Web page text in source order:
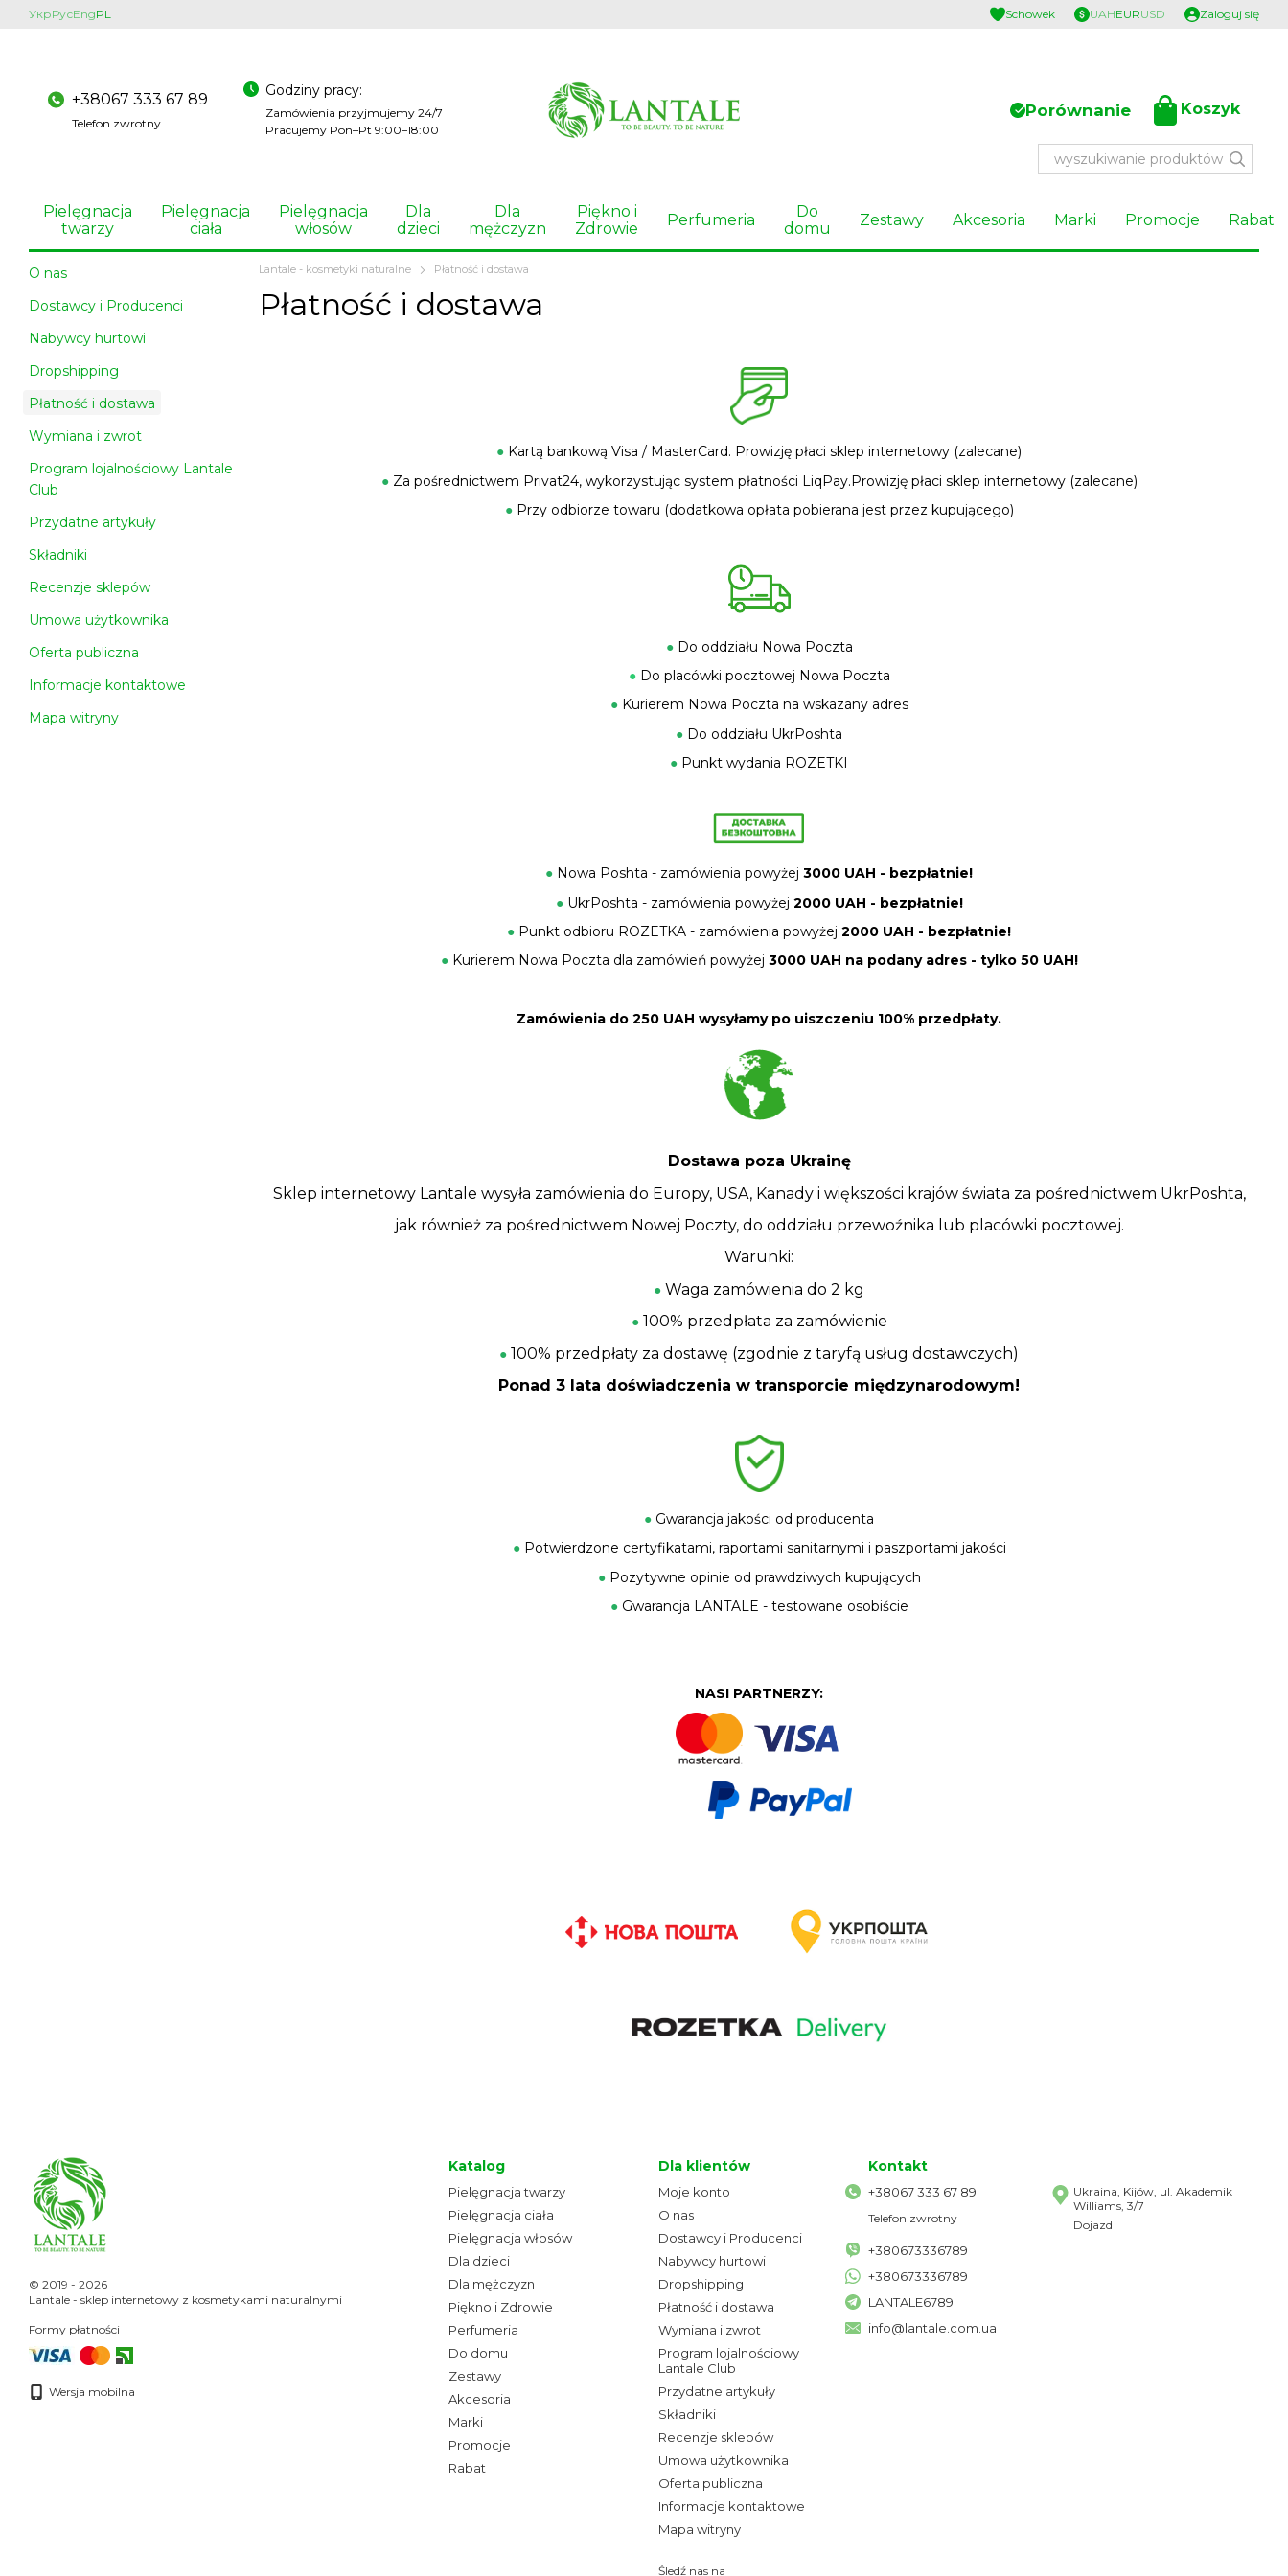
Przejdź do głównej treści
УкрРусEngPL Schowek UAHEURUSD Zaloguj się
+38067 333 67 89
Telefon zwrotny
Godziny pracy:
Zamówienia przyjmujemy 24/7
Pracujemy Pon–Pt 9:00–18:00
Porównanie Koszyk
Pielęgnacja
twarzy
Pielęgnacja
ciała
Pielęgnacja
włosów
Dla
dzieci
Dla
mężczyzn
Piękno i
Zdrowie
Perfumeria
Do
domu
Zestawy Akcesoria Marki Promocje Rabat
Lantale - kosmetyki naturalne Płatność i dostawa
Płatność i dostawa
● Kartą bankową Visa / MasterCard. Prowizję płaci sklep internetowy (zalecane)
●Za pośrednictwem Privat24, wykorzystując system płatności LiqPay.Prowizję płaci sklep internetowy (zalecane)
●Przy odbiorze towaru (dodatkowa opłata pobierana jest przez kupującego)
●Do oddziału Nowa Poczta
●Do placówki pocztowej Nowa Poczta
●Kurierem Nowa Poczta na wskazany adres
● Do oddziału UkrPoshta
● Punkt wydania ROZETKI
● Nowa Poshta - zamówienia powyżej 3000 UAH - bezpłatnie!
●UkrPoshta - zamówienia powyżej 2000 UAH - bezpłatnie!
● Punkt odbioru ROZETKA - zamówienia powyżej 2000 UAH - bezpłatnie!
●Kurierem Nowa Poczta dla zamówień powyżej 3000 UAH na podany adres - tylko 50 UAH!
Zamówienia do 250 UAH wysyłamy po uiszczeniu 100% przedpłaty.
Dostawa poza Ukrainę
Sklep internetowy Lantale wysyła zamówienia do Europy, USA, Kanady i większości krajów świata za pośrednictwem UkrPoshta,
jak również za pośrednictwem Nowej Poczty, do oddziału przewoźnika lub placówki pocztowej.
Warunki:
● Waga zamówienia do 2 kg
●100% przedpłata za zamówienie
● 100% przedpłaty za dostawę (zgodnie z taryfą usług dostawczych)
Ponad 3 lata doświadczenia w transporcie międzynarodowym!
● Gwarancja jakości od producenta
●Potwierdzone certyfikatami, raportami sanitarnymi i paszportami jakości
●Pozytywne opinie od prawdziwych kupujących
●Gwarancja LANTALE - testowane osobiście
NASI PARTNERZY:
O nas
Dostawcy i Producenci
Nabywcy hurtowi
Dropshipping
Płatność i dostawa
Wymiana i zwrot
Program lojalnościowy Lantale
Club
Przydatne artykuły
Składniki
Recenzje sklepów
Umowa użytkownika
Oferta publiczna
Informacje kontaktowe
Mapa witryny
© 2019 - 2026
Lantale - sklep internetowy z kosmetykami naturalnymi
Formy płatności
Wersja mobilna
Katalog
Pielęgnacja twarzy
Pielęgnacja ciała
Pielęgnacja włosów
Dla dzieci
Dla mężczyzn
Piękno i Zdrowie
Perfumeria
Do domu
Zestawy
Akcesoria
Marki
Promocje
Rabat
Dla klientów
Moje konto
O nas
Dostawcy i Producenci
Nabywcy hurtowi
Dropshipping
Płatność i dostawa
Wymiana i zwrot
Program lojalnościowy
Lantale Club
Przydatne artykuły
Składniki
Recenzje sklepów
Umowa użytkownika
Oferta publiczna
Informacje kontaktowe
Mapa witryny
Śledź nas na
Kontakt
+38067 333 67 89
Telefon zwrotny
+380673336789
+380673336789
LANTALE6789
info@lantale.com.ua
Ukraina, Kijów, ul. Akademik
Williams, 3/7
Dojazd